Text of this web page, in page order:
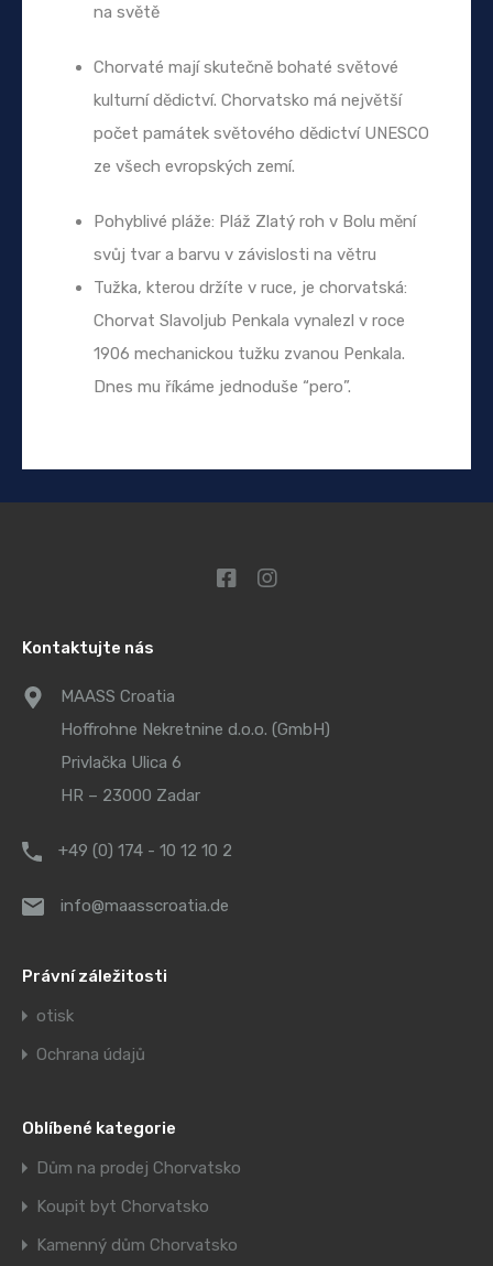
na světě
Chorvaté mají skutečně bohaté světové
kulturní dědictví. Chorvatsko má největší
počet památek světového dědictví UNESCO
ze všech evropských zemí.
Pohyblivé pláže: Pláž Zlatý roh v Bolu mění
svůj tvar a barvu v závislosti na větru
Tužka, kterou držíte v ruce, je chorvatská:
Chorvat Slavoljub Penkala vynalezl v roce
1906 mechanickou tužku zvanou Penkala.
Dnes mu říkáme jednoduše “pero”.
Kontaktujte nás
MAASS Croatia
Hoffrohne Nekretnine d.o.o. (GmbH)
Privlačka Ulica 6
HR – 23000 Zadar
+49 (0) 174 - 10 12 10 2
info@maasscroatia.de
Právní záležitosti
otisk
Ochrana údajů
Oblíbené kategorie
Dům na prodej Chorvatsko
Koupit byt Chorvatsko
Kamenný dům Chorvatsko